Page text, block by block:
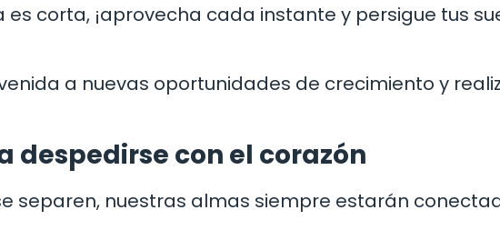
es corta, ¡aprovecha cada instante y persigue tus
a nuevas oportunidades de crecimiento y
despedirse con el corazón
separen, nuestras almas siempre estarán